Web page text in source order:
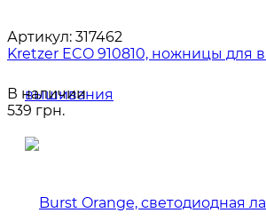
Артикул: 317462
Kretzer ECO 910810, ножницы для
В наличии
539 грн.